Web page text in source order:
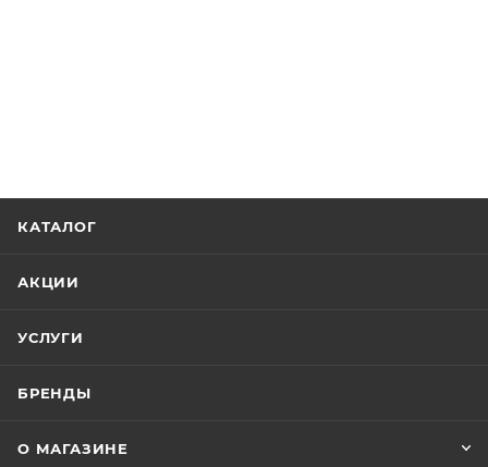
КАТАЛОГ
АКЦИИ
УСЛУГИ
БРЕНДЫ
О МАГАЗИНЕ